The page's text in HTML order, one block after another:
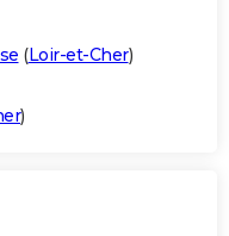
(Loir-et-Cher)
)